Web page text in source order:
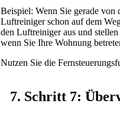
Beispiel: Wenn Sie gerade von
Luftreiniger schon auf dem
den Luftreiniger aus und
wenn Sie Ihre Wohnung
Nutzen Sie die
7. Schritt 7: